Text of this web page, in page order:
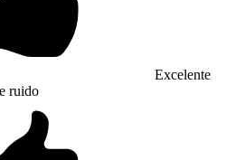
Excelente
ruido